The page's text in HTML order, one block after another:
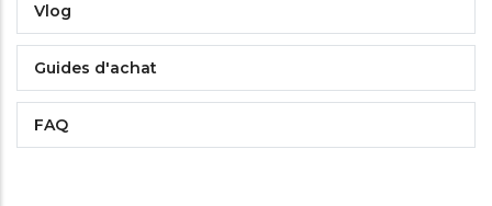
Vlog
Guides d'achat
FAQ